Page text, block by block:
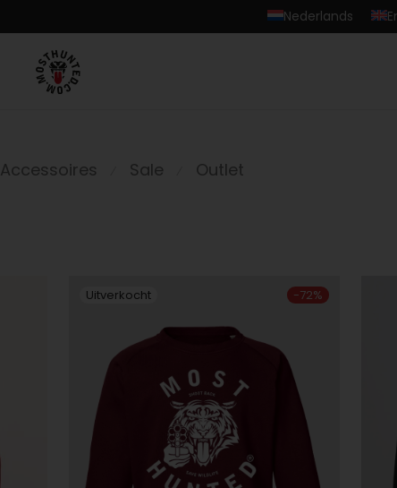
Nederlands
Accessoires Sale Outlet
-72%